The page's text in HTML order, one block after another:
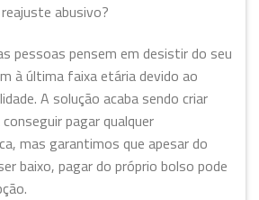
abusivo?
pessoas pensem em desistir do seu
à última faixa etária devido ao
A solução acaba sendo criar
pagar qualquer
mas garantimos que apesar do
baixo, pagar do próprio bolso pode